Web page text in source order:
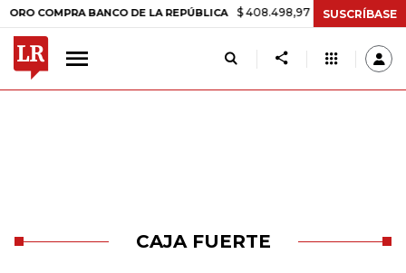
BANCO DE LA REPÚBLICA $ 408.498,97 +$ 8.753,81 +2,19%
SUSCRÍBASE
CAJA FUERTE